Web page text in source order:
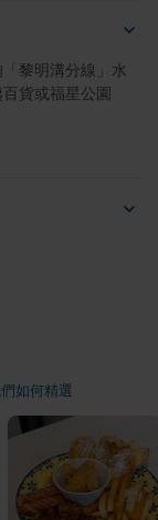
黎明溝分線」水
貨或福星公園
們如何精選